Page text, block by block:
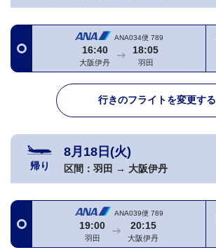
ANA034便 789
16:40
大阪伊丹
18:05
羽田
行きのフライトを変更する
帰り
8月18日(火)
区間： 羽田 → 大阪伊丹
ANA039便 789
19:00
羽田
20:15
大阪伊丹